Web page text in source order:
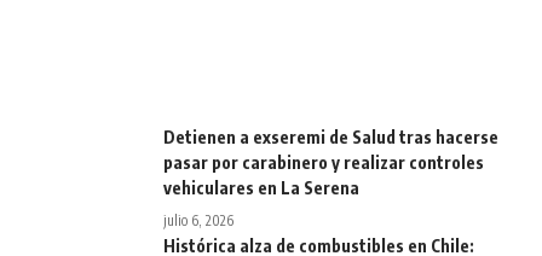
Detienen a exseremi de Salud tras hacerse
pasar por carabinero y realizar controles
vehiculares en La Serena
julio 6, 2026
Histórica alza de combustibles en Chile: